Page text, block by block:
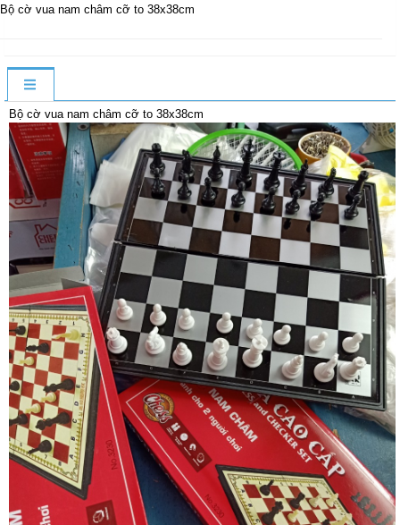
Bộ cờ vua nam châm cỡ to 38x38cm
Bộ cờ vua nam châm cỡ to 38x38cm